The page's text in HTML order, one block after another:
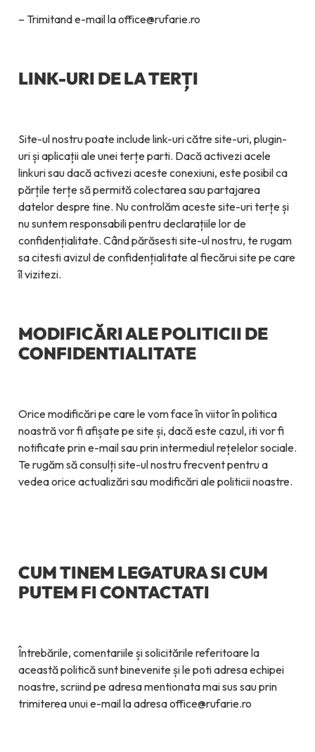
– Trimitand e-mail la office@rufarie.ro
LINK-URI DE LA TERȚI
Site-ul nostru poate include link-uri către site-uri, plugin-
uri și aplicații ale unei terțe parti. Dacă activezi acele
linkuri sau dacă activezi aceste conexiuni, este posibil ca
părțile terțe să permită colectarea sau partajarea
datelor despre tine. Nu controlăm aceste site-uri terțe și
nu suntem responsabili pentru declarațiile lor de
confidențialitate. Când părăsesti site-ul nostru, te rugam
sa citesti avizul de confidențialitate al fiecărui site pe care
îl vizitezi.
MODIFICĂRI ALE POLITICII DE
CONFIDENTIALITATE
Orice modificări pe care le vom face în viitor în politica
noastră vor fi afișate pe site și, dacă este cazul, iti vor fi
notificate prin e-mail sau prin intermediul rețelelor sociale.
Te rugăm să consulți site-ul nostru frecvent pentru a
vedea orice actualizări sau modificări ale politicii noastre.
CUM TINEM LEGATURA SI CUM
PUTEM FI CONTACTATI
Întrebările, comentariile și solicitările referitoare la
această politică sunt binevenite și le poti adresa echipei
noastre, scriind pe adresa mentionata mai sus sau prin
trimiterea unui e-mail la adresa office@rufarie.ro